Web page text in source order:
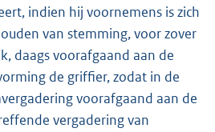
indien hij voornemens is zich
van stemming, voor zover
daags voorafgaand aan de
de griffier, zodat in de
voorafgaand aan de
vergadering van